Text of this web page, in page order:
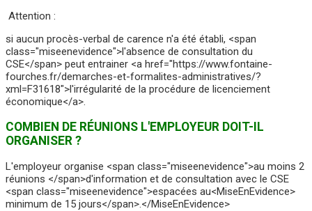
Attention :
si aucun procès-verbal de carence n'a été établi, <span
class="miseenevidence">l'absence de consultation du
CSE</span> peut entrainer <a href="https://www.fontaine-
fourches.fr/demarches-et-formalites-administratives/?
xml=F31618">l'irrégularité de la procédure de licenciement
économique</a>.
COMBIEN DE RÉUNIONS L'EMPLOYEUR DOIT-IL
ORGANISER ?
L'employeur organise <span class="miseenevidence">au moins 2
réunions </span>d'information et de consultation avec le CSE
<span class="miseenevidence">espacées au<MiseEnEvidence>
minimum de 15 jours</span>.</MiseEnEvidence>